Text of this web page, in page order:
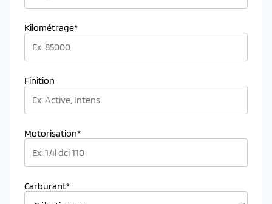
Kilométrage*
Finition
Motorisation*
Carburant*